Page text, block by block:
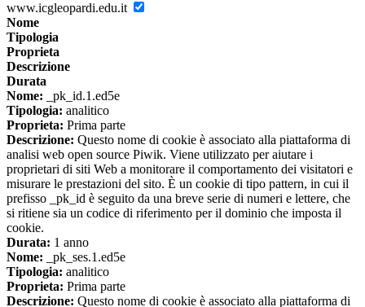
www.icgleopardi.edu.it
Nome
Tipologia
Proprieta
Descrizione
Durata
Nome: _pk_id.1.ed5e
Tipologia: analitico
Proprieta: Prima parte
Descrizione: Questo nome di cookie è associato alla piattaforma di
analisi web open source Piwik. Viene utilizzato per aiutare i
proprietari di siti Web a monitorare il comportamento dei visitatori e
misurare le prestazioni del sito. È un cookie di tipo pattern, in cui il
prefisso _pk_id è seguito da una breve serie di numeri e lettere, che
si ritiene sia un codice di riferimento per il dominio che imposta il
cookie.
Durata: 1 anno
Nome: _pk_ses.1.ed5e
Tipologia: analitico
Proprieta: Prima parte
Descrizione: Questo nome di cookie è associato alla piattaforma di